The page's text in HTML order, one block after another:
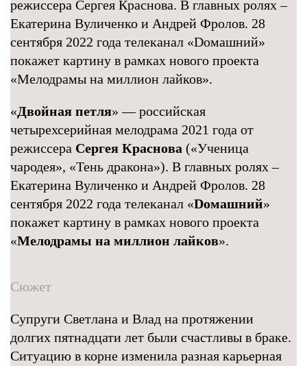
режиссера Сергея Краснова. В главных ролях –
Екатерина Вуличенко и Андрей Фролов. 28
сентября 2022 года телеканал «Dомашний»
покажет картину в рамках нового проекта
«Мелодрамы на миллион лайков».
«Двойная петля» — российская
четырехсерийная мелодрама 2021 года от
режиссера Сергея Краснова («Ученица
чародея», «Тень дракона»). В главных ролях –
Екатерина Вуличенко и Андрей Фролов. 28
сентября 2022 года телеканал «Dомашний»
покажет картину в рамках нового проекта
«Мелодрамы на миллион лайков».
Сюжет
Супруги Светлана и Влад на протяжении
долгих пятнадцати лет были счастливы в браке.
Ситуацию в корне изменила разная карьерная